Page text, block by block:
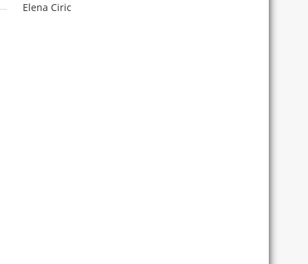
Elena Ciric